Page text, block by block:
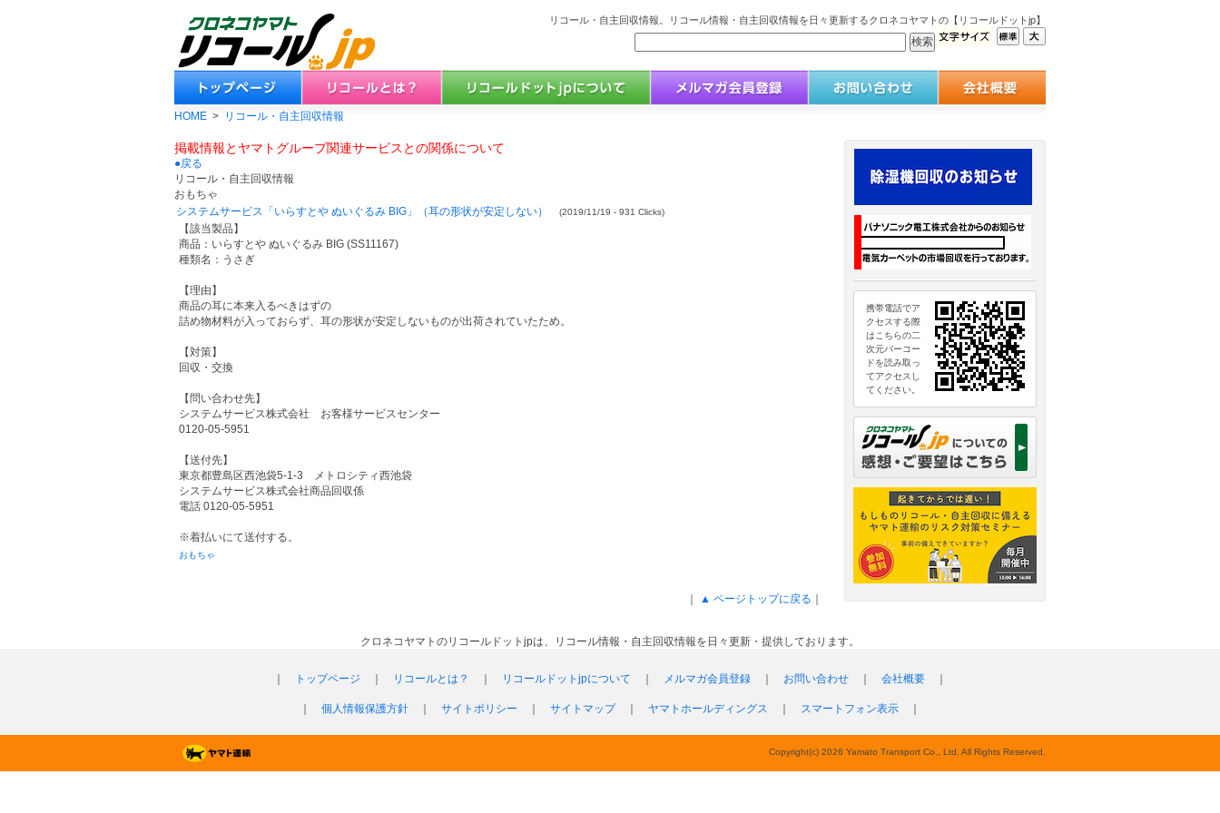
リコール・自主回収情報。リコール情報・自主回収情報を日々更新するクロネコヤマトの【リコールドットjp】
HOME > リコール・自主回収情報
掲載情報とヤマトグループ関連サービスとの関係について
●戻る
リコール・自主回収情報
おもちゃ
システムサービス「いらすとや ぬいぐるみ BIG」（耳の形状が安定しない）
(2019/11/19 - 931 Clicks)
【該当製品】
商品：いらすとや ぬいぐるみ BIG (SS11167)
種類名：うさぎ
【理由】
商品の耳に本来入るべきはずの
詰め物材料が入っておらず、耳の形状が安定しないものが出荷されていたため。
【対策】
回収・交換
【問い合わせ先】
システムサービス株式会社 お客様サービスセンター
0120-05-5951
【送付先】
東京都豊島区西池袋5-1-3 メトロシティ西池袋
システムサービス株式会社商品回収係
電話 0120-05-5951
※着払いにて送付する。
おもちゃ
▲ ページトップに戻る
携帯電話でア
クセスする際
はこちらの二
次元バーコー
ドを読み取っ
てアクセスし
てください。
クロネコヤマトのリコールドットjpは、リコール情報・自主回収情報を日々更新・提供しております。
トップページ リコールとは？ リコールドットjpについて メルマガ会員登録 お問い合わせ 会社概要
個人情報保護方針 サイトポリシー サイトマップ｜ ヤマトホールディングス スマートフォン表示
Copyright(c) 2026 Yamato Transport Co., Ltd. All Rights Reserved.